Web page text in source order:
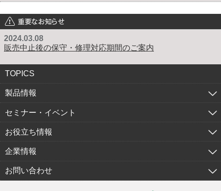
重要なお知らせ
2024.03.08
販売中止後の保守・修理対応期間のご案内
TOPICS
製品情報
セミナー・イベント
お役立ち情報
企業情報
お問い合わせ